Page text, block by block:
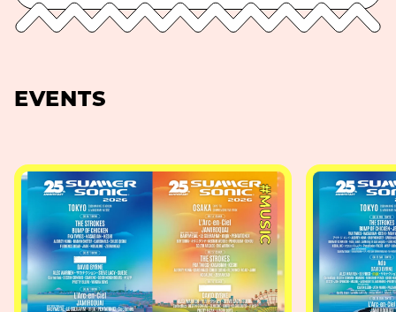
EVENTS
#MUSIC